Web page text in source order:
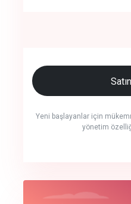
Yeni başlayanlar için
yönetim
crm auto